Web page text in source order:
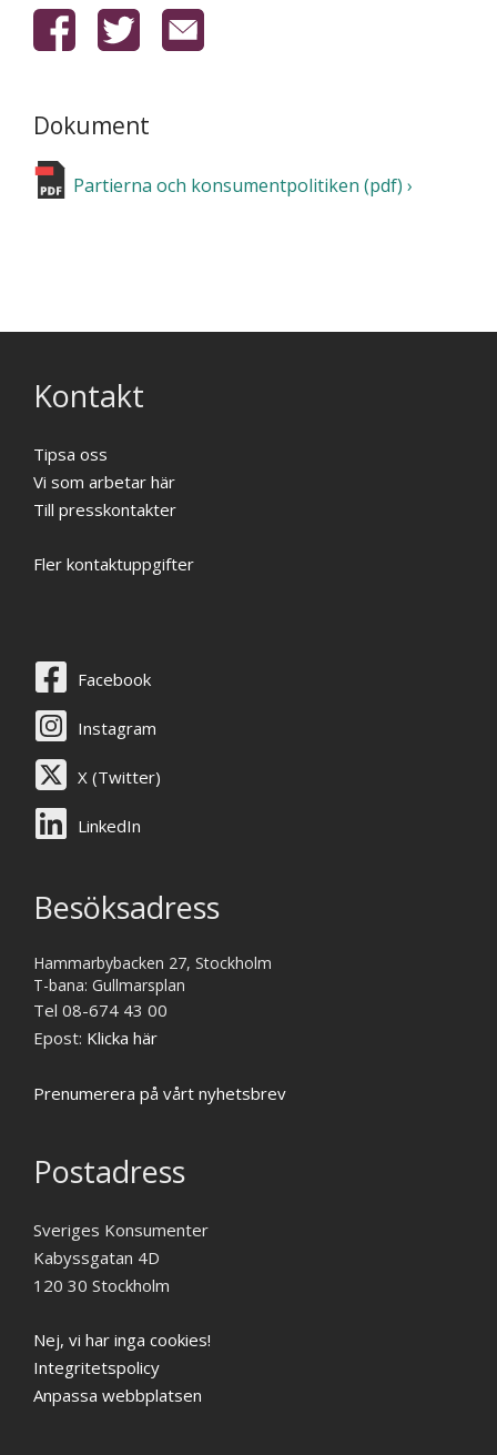
Dokument
Partierna och konsumentpolitiken (pdf)
Kontakt
Tipsa oss
Vi som arbetar här
Till presskontakter
Fler kontaktuppgifter
Facebook
Instagram
X (Twitter)
LinkedIn
Besöksadress
Hammarbybacken 27, Stockholm
T-bana: Gullmarsplan
Tel 08-674 43 00
Epost: Klicka här
Prenumerera på vårt nyhetsbrev
Postadress
Sveriges Konsumenter
Kabyssgatan 4D
120 30 Stockholm
Nej, vi har inga cookies!
Integritetspolicy
Anpassa webbplatsen